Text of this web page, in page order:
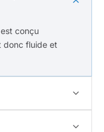
conçu
donc fluide et